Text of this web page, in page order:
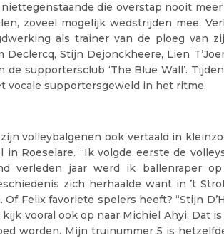
die overstap nooit
zoveel mogelijk wedstrijden mee.
als trainer van de ploeg van
Declercq, Stijn Dejonckheere, Lien
de supportersclub ‘The Blue Wall’.
vocale supportersgeweld in het ritme.
volleybalgenen ook vertaald in
in Roeselare. “Ik volgde eerste de
verleden jaar werd ik ballenraper
zich herhaalde want in ’t
Of Felix favoriete spelers heeft? “Stijn
vooral ook op naar Michiel Ahyi. Dat
worden. Mijn truinummer 5 is